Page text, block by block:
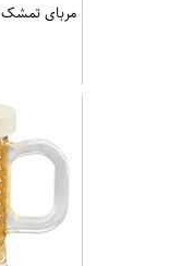
مربای تمشک 245 گرمی ویکتوریا موسوی